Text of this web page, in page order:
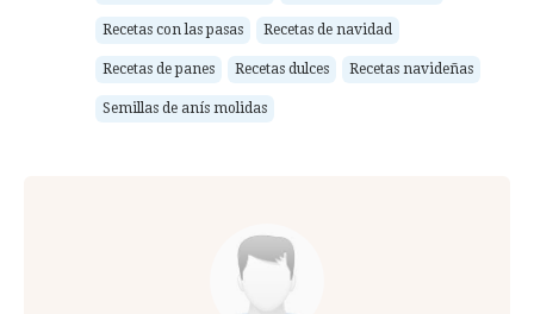
Recetas con las pasas Recetas de navidad
Recetas de panes Recetas dulces Recetas navideñas
Semillas de anís molidas